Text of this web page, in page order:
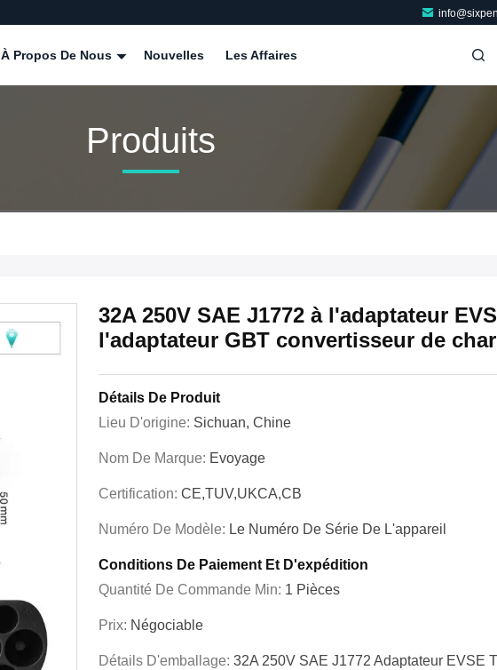
À Propos De Nous Nouvelles Les Affaires
Produits
32A 250V SAE J1772 à l'adaptateur
l'adaptateur GBT convertisseur de
Détails De Produit
Lieu D'origine: Sichuan, Chine
Nom De Marque: Evoyage
Certification: CE,TUV,UKCA,CB
Numéro De Modèle: Le Numéro De Série De L'appareil
Conditions De Paiement Et D'expédition
Quantité De Commande Min: 1 Pièces
Prix: Négociable
Détails D'emballage: 32A 250V SAE J1772 Adaptateur EVSE